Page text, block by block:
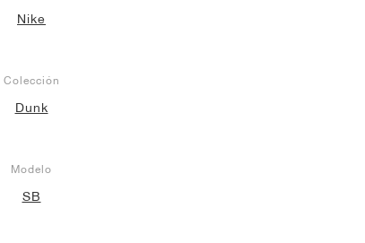
Nike
Colección
Dunk
Modelo
SB